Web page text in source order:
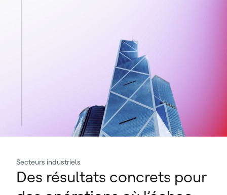
Secteurs industriels
Des résultats concrets pour